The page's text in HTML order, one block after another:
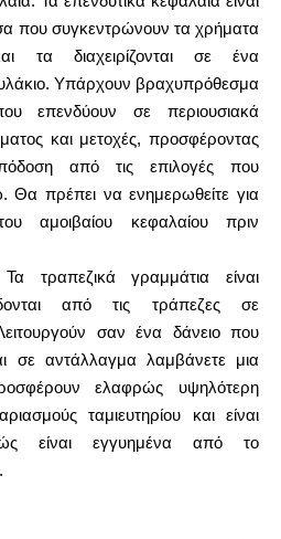
που συγκεντρώνουν τα χρήματα
τα διαχειρίζονται σε ένα
Υπάρχουν βραχυπρόθεσμα
επενδύουν σε περιουσιακά
και μετοχές, προσφέροντας
από τις επιλογές που
πρέπει να ενημερωθείτε για
αμοιβαίου κεφαλαίου πριν
τραπεζικά γραμμάτια είναι
από τις τράπεζες σε
σαν ένα δάνειο που
σε αντάλλαγμα λαμβάνετε μια
ελαφρώς υψηλότερη
ταμιευτηρίου και είναι
είναι εγγυημένα από το